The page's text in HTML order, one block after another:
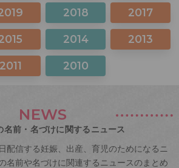
2018 2017
2014 2013
2011 2010
NEWS
名前・名づけに関するニュース
配信する妊娠、出産、育児のためになるニ
名前や名づけに関連するニュースのまとめ